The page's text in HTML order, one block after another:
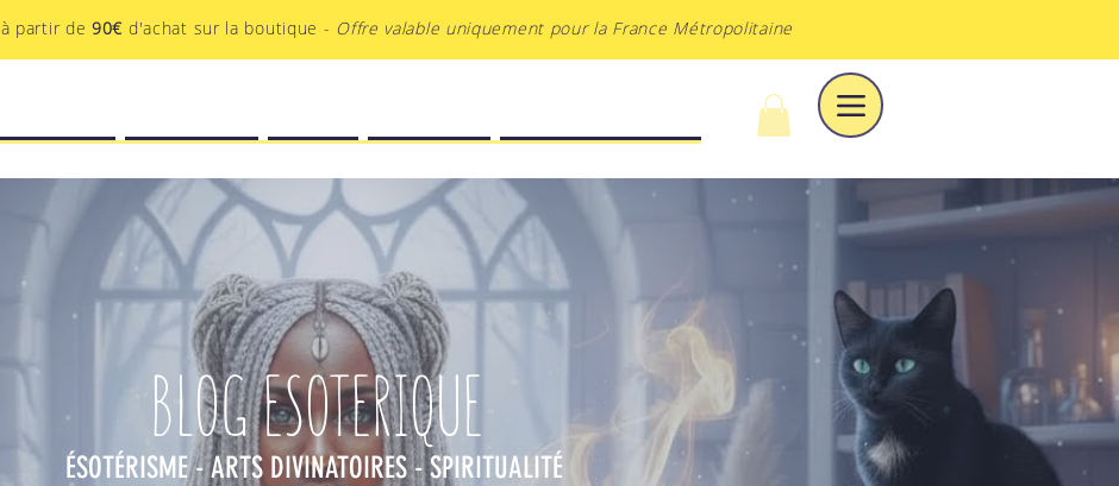
à partir de90€ d'achat sur la boutique - Offre valable uniquement pour la France Métropolitaine
BLOG ESOTERIQUE
ÉSOTÉRISME - ARTS DIVINATOIRES - SPIRITUALITÉ